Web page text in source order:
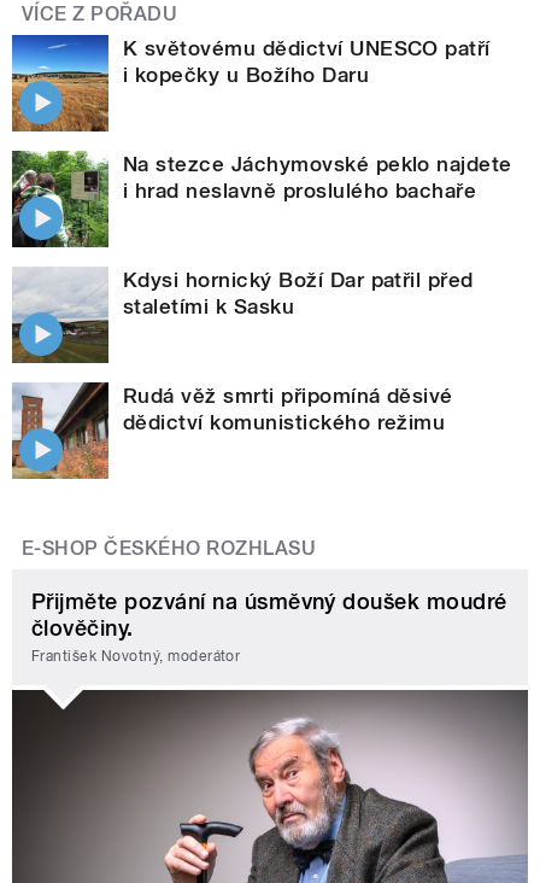
VÍCE Z POŘADU
K světovému dědictví UNESCO patří
i kopečky u Božího Daru
Na stezce Jáchymovské peklo najdete
i hrad neslavně proslulého bachaře
Kdysi hornický Boží Dar patřil před
staletími k Sasku
Rudá věž smrti připomíná děsivé
dědictví komunistického režimu
E-SHOP ČESKÉHO ROZHLASU
Přijměte pozvání na úsměvný doušek moudré
člověčiny.
František Novotný, moderátor